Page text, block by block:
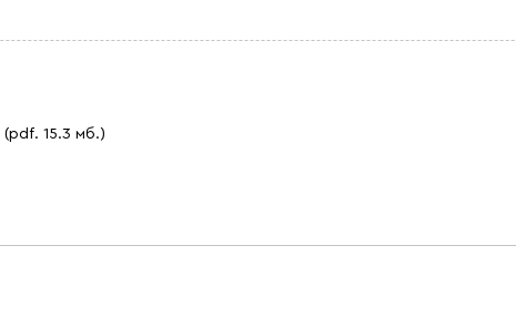
(pdf. 15.3 мб.)